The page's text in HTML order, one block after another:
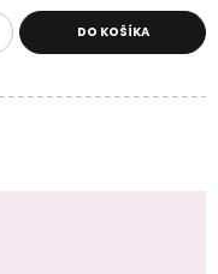
DO KOŠÍKA